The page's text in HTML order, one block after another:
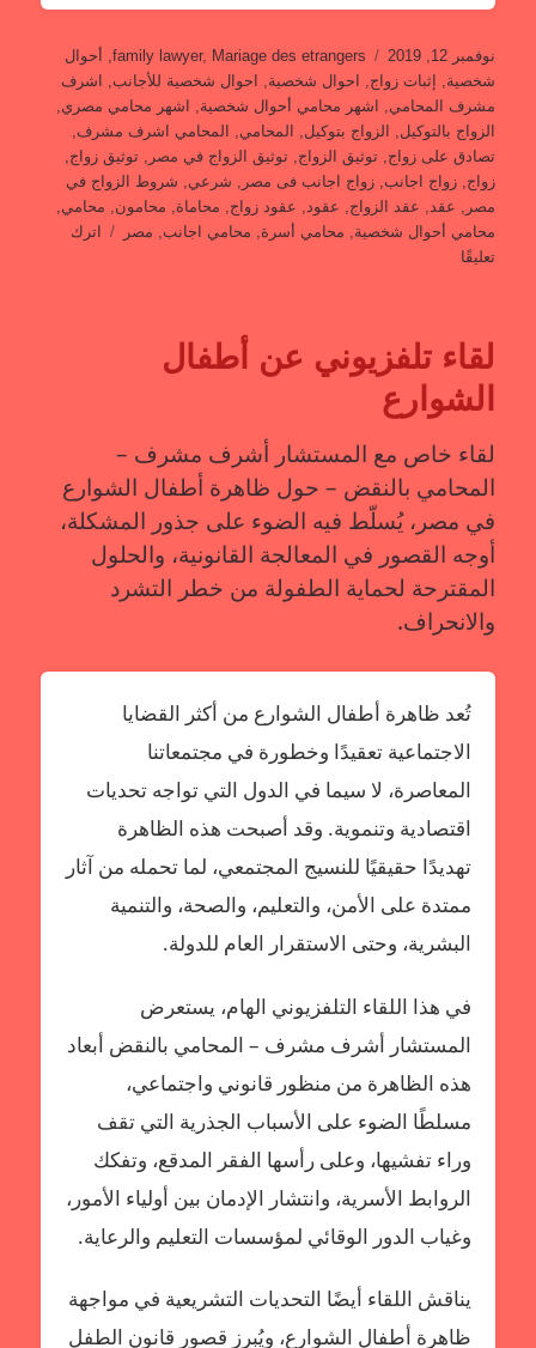
نُشرت
في
نوفمبر 12, 2019 التصنيفات family lawyer, Mariage des etrangers
, أحوال
شخصية, إثبات زواج, احوال شخصية, احوال شخصية للأجانب,
اشرف
مشرف المحامي, اشهر محامي أحوال شخصية, اشهر محامي مصري,
الزواج بالتوكيل, الزواج بتوكيل, المحامي, المحامي اشرف مشرف,
تصادق على زواج,توثيق الزواج,توثيق الزواج في مصر ,توثيق زواج,
زواج,زواج اجانب,زواج اجانب فى مصر , شرعي, شروط الزواج في
مصر , عقد, عقد الزواج, عقود, عقود زواج, محاماة, محامون, محامي,
محامي أحوال شخصية, محامي أسرة, محامي اجانب, مصر
اترك
تعليقًا
على
لقاء تلفزيوني عن أطفال
الشوارع
لقاء خاص مع المستشار أشرف مشرف –
المحامي بالنقض – حول ظاهرة أطفال الشوارع
في مصر، يُسلّط فيه الضوء على جذور المشكلة،
أوجه القصور في المعالجة القانونية، والحلول
المقترحة لحماية الطفولة من خطر التشرد
والانحراف.
تُعد ظاهرة أطفال الشوارع من أكثر القضايا
الاجتماعية تعقيدًا وخطورة في مجتمعاتنا
المعاصرة، لا سيما في الدول التي تواجه تحديات
اقتصادية وتنموية. وقد أصبحت هذه الظاهرة
تهديدًا حقيقيًا للنسيج المجتمعي، لما تحمله من آثار
ممتدة على الأمن، والتعليم، والصحة، والتنمية
البشرية، وحتى الاستقرار العام للدولة.
في هذا اللقاء التلفزيوني الهام، يستعرض
المستشار أشرف مشرف – المحامي بالنقض أبعاد
هذه الظاهرة من منظور قانوني واجتماعي،
مسلطًا الضوء على الأسباب الجذرية التي تقف
وراء تفشيها، وعلى رأسها الفقر المدقع، وتفكك
الروابط الأسرية، وانتشار الإدمان بين أولياء الأمور،
وغياب الدور الوقائي لمؤسسات التعليم والرعاية.
يناقش اللقاء أيضًا التحديات التشريعية في مواجهة
ظاهرة أطفال الشوارع، ويُبرز قصور قانون الطفل